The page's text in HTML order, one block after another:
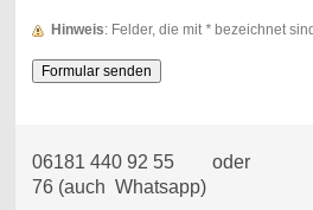
Hinweis : Felder, die mit *bezeichnet
06181 440 92 55
76 (auch Whatsapp)